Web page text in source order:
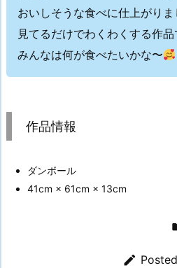
おいしそうな食べに仕上がりま
見てるだけでわくわくする作品
みんなは何が食べたいかな〜
作品情報
ダンボール
41cm × 61cm × 13cm
